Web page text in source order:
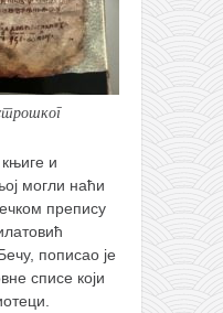
и
могли наћи
препису
пописао је
списе који